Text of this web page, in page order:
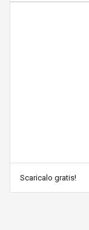
Scaricalo gratis!